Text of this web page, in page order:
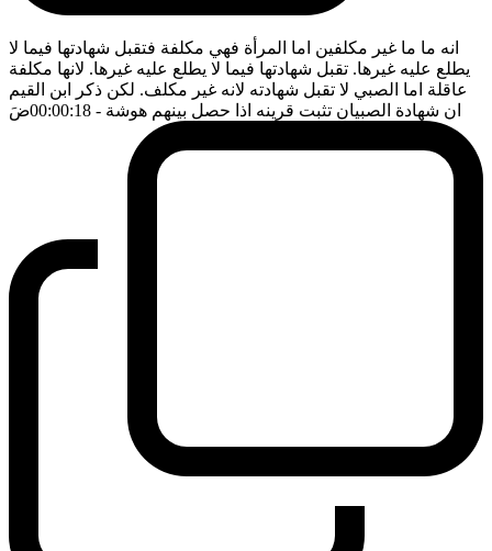
انه ما ما غير مكلفين اما المرأة فهي مكلفة فتقبل شهادتها فيما لا
يطلع عليه غيرها. تقبل شهادتها فيما لا يطلع عليه غيرها. لانها مكلفة
عاقلة اما الصبي لا تقبل شهادته لانه غير مكلف. لكن ذكر ابن القيم
ان شهادة الصبيان تثبت قرينه اذا حصل بينهم هوشة - 00:00:18 ضَ